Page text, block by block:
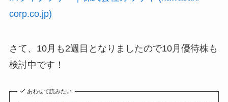
corp.co.jp)
さて、10月も2週目となりましたので10月優待株も
検討中です！
あわせて読みたい